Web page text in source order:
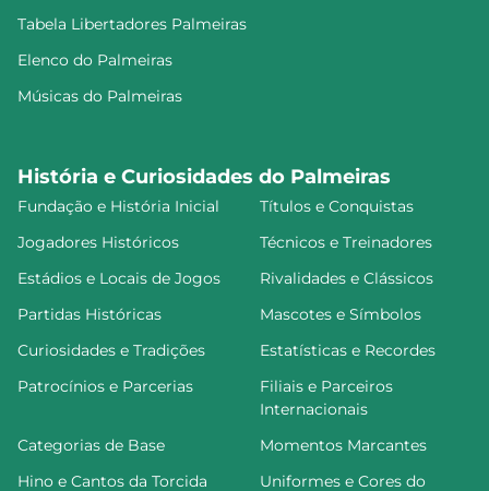
Tabela Libertadores Palmeiras
Elenco do Palmeiras
Músicas do Palmeiras
História e Curiosidades do Palmeiras
Fundação e História Inicial
Títulos e Conquistas
Jogadores Históricos
Técnicos e Treinadores
Estádios e Locais de Jogos
Rivalidades e Clássicos
Partidas Históricas
Mascotes e Símbolos
Curiosidades e Tradições
Estatísticas e Recordes
Patrocínios e Parcerias
Filiais e Parceiros
Internacionais
Categorias de Base
Momentos Marcantes
Hino e Cantos da Torcida
Uniformes e Cores do